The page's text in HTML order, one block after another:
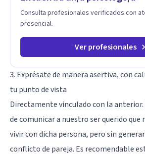
Consulta profesionales verificados con
presencial.
Ver profesionales
3. Exprésate de manera asertiva, con
tu punto de vista
Directamente vinculado con la
de comunicar a nuestro ser querido que
vivir con dicha persona, pero sin
conflicto de pareja. Es recomendable